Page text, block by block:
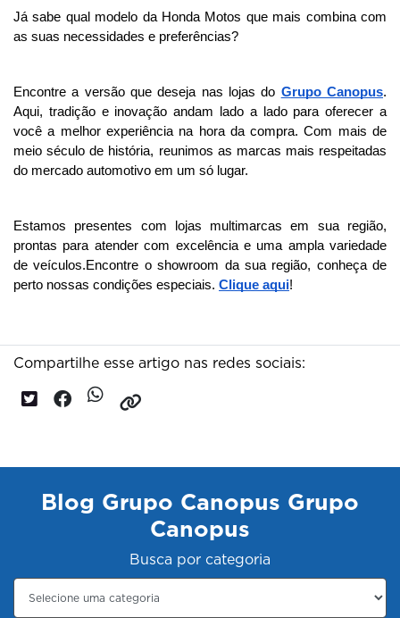
Já sabe qual modelo da Honda Motos que mais combina com
as suas necessidades e preferências?
Encontre a versão que deseja nas lojas do Grupo Canopus.
Aqui, tradição e inovação andam lado a lado para oferecer a
você a melhor experiência na hora da compra. Com mais de
meio século de história, reunimos as marcas mais respeitadas
do mercado automotivo em um só lugar.
Estamos presentes com lojas multimarcas em sua região,
prontas para atender com excelência e uma ampla variedade
de veículos.Encontre o showroom da sua região, conheça de
perto nossas condições especiais. Clique aqui!
Compartilhe esse artigo nas redes sociais:
Blog Grupo Canopus Grupo
Canopus
Busca por categoria